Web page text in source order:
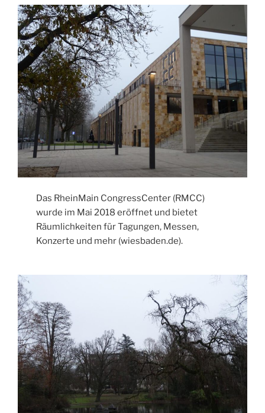
Das RheinMain CongressCenter (RMCC)
wurde im Mai 2018 eröffnet und bietet
Räumlichkeiten für Tagungen, Messen,
Konzerte und mehr (wiesbaden.de).